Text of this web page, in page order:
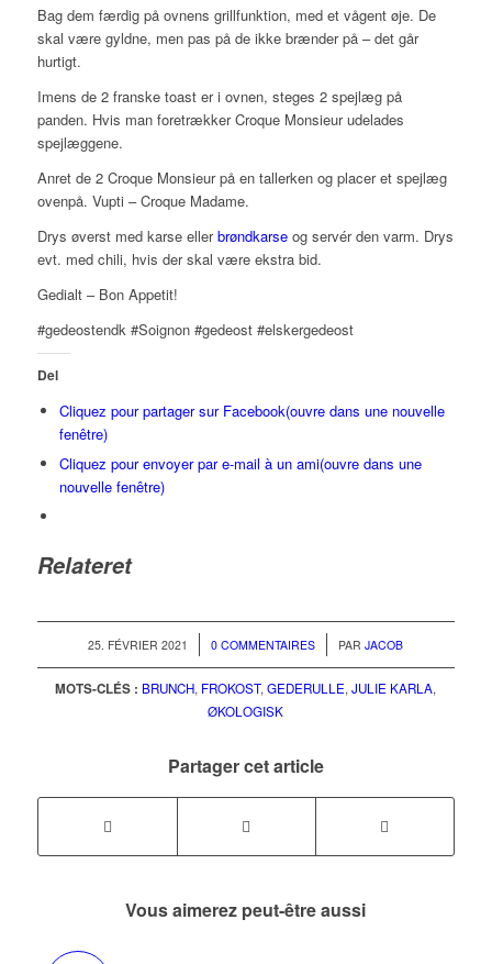
Bag dem færdig på ovnens grillfunktion, med et vågent øje. De
skal være gyldne, men pas på de ikke brænder på – det går
hurtigt.
Imens de 2 franske toast er i ovnen, steges 2 spejlæg på
panden. Hvis man foretrækker Croque Monsieur udelades
spejlæggene.
Anret de 2 Croque Monsieur på en tallerken og placer et spejlæg
ovenpå. Vupti – Croque Madame.
Drys øverst med karse ellerbrøndkarseog servér den varm. Drys
evt. med chili, hvis der skal være ekstra bid.
Gedialt – Bon Appetit!
#gedeostendk #Soignon #gedeost #elskergedeost
Del
Cliquez pour partager sur Facebook(ouvre dans une nouvelle
fenêtre)
Cliquez pour envoyer par e-mail à un ami(ouvre dans une
nouvelle fenêtre)
Relateret
25. FÉVRIER 2021
/ 0 COMMENTAIRES
/ PARJACOB
MOTS-CLÉS : BRUNCH, FROKOST,GEDERULLE,JULIE KARLA,
ØKOLOGISK
Partager cet article
Vous aimerez peut-être aussi